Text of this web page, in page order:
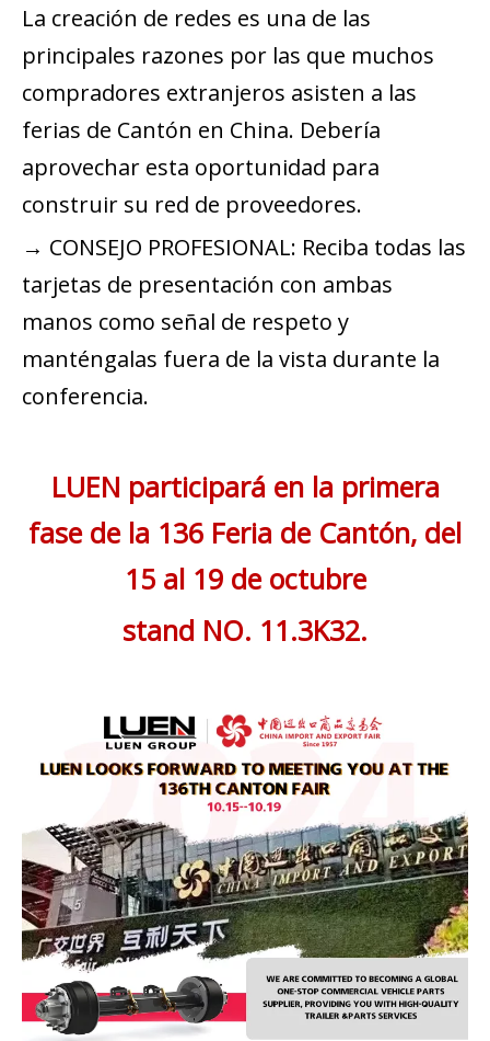
La creación de redes es una de las
principales razones por las que muchos
compradores extranjeros asisten a las
ferias de Cantón en China. Debería
aprovechar esta oportunidad para
construir su red de proveedores.
→ CONSEJO PROFESIONAL: Reciba todas las
tarjetas de presentación con ambas
manos como señal de respeto y
manténgalas fuera de la vista durante la
conferencia.
LUEN participará en la primera
fase de la 136 Feria de Cantón, del
15 al 19 de octubre
stand NO. 11.3K32.